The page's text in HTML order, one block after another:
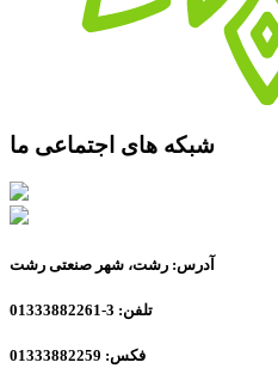
شبکه های اجتماعی ما
آدرس: رشت، شهر صنعتی رشت
تلفن: 3-01333882261
فکس: 01333882259